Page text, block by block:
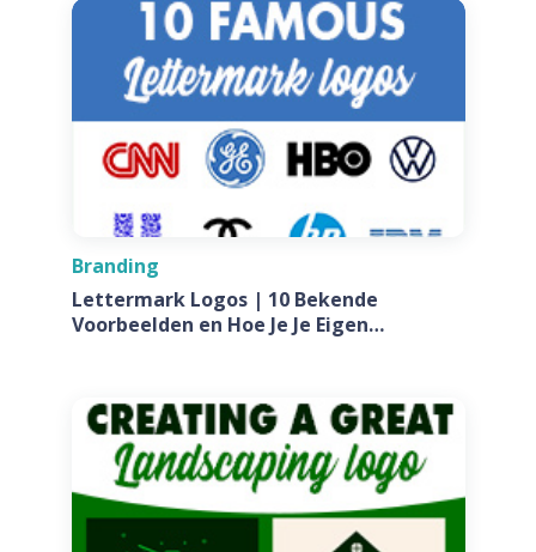
Branding
Lettermark Logos | 10 Bekende
Voorbeelden en Hoe Je Je Eigen